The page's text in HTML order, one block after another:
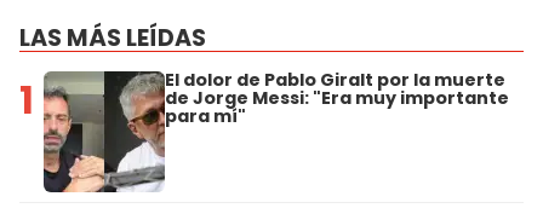
LAS MÁS LEÍDAS
1 El dolor de Pablo Giralt por la muerte
de Jorge Messi: "Era muy importante
para mí"